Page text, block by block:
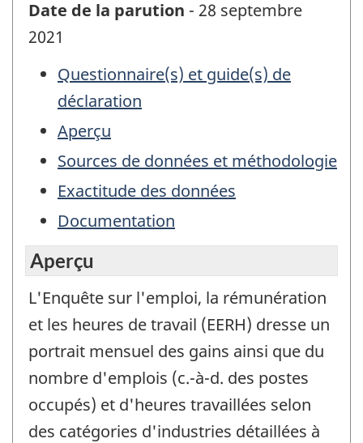
Date de la parution - 28 septembre
2021
Questionnaire(s) et guide(s) de
déclaration
Aperçu
Sources de données et méthodologie
Exactitude des données
Documentation
Aperçu
L'Enquête sur l'emploi, la rémunération
et les heures de travail (EERH) dresse un
portrait mensuel des gains ainsi que du
nombre d'emplois (c.-à-d. des postes
occupés) et d'heures travaillées selon
des catégories d'industries détaillées à